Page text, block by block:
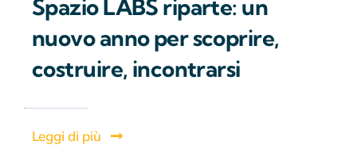
Spazio LABS riparte: un
nuovo anno per scoprire,
costruire, incontrarsi
Leggi di più